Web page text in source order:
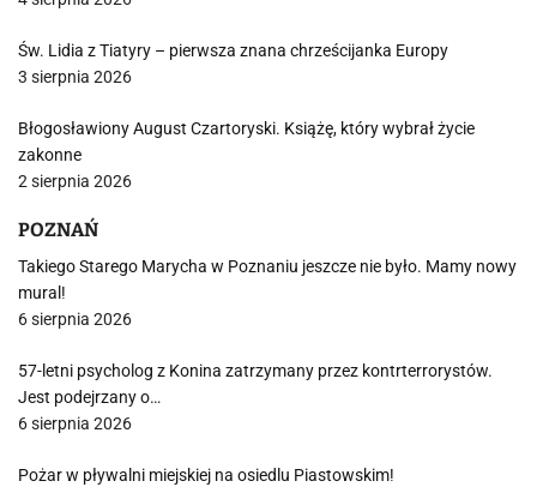
Św. Lidia z Tiatyry – pierwsza znana chrześcijanka Europy
3 sierpnia 2026
Błogosławiony August Czartoryski. Książę, który wybrał życie
zakonne
2 sierpnia 2026
POZNAŃ
Takiego Starego Marycha w Poznaniu jeszcze nie było. Mamy nowy
mural!
6 sierpnia 2026
57-letni psycholog z Konina zatrzymany przez kontrterrorystów.
Jest podejrzany o…
6 sierpnia 2026
Pożar w pływalni miejskiej na osiedlu Piastowskim!